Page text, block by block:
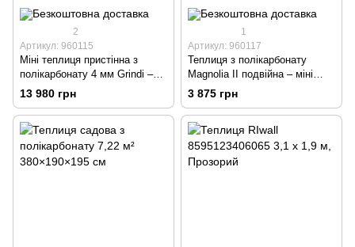
2
Артикул: 960115
Міні теплиця пристінна з
полікарбонату 4 мм Grindi –
парник для розсади, овочів,
балкона та саду
13 980 грн
1
Артикул: 960117
Теплиця з полікарбонату
Magnolia II подвійна – міні
теплиця для саду та городу
3 875 грн